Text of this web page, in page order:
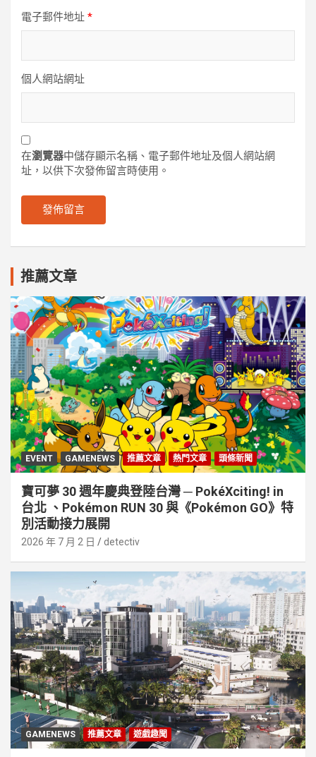
電子郵件地址 *
個人網站網址
在瀏覽器中儲存顯示名稱、電子郵件地址及個人網站網
址，以供下次發佈留言時使用。
推薦文章
EVENT GAMENEWS 推薦文章 熱門文章 頭條新聞
寶可夢 30 週年慶典登陸台灣 ─ PokéXciting! in
台北 、Pokémon RUN 30 與《Pokémon GO》特
別活動接⼒展開
2026 年 7 月 2 日 detectiv
GAMENEWS 推薦文章 遊戲趣聞